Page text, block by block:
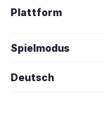
Plattform
Spielmodus
Deutsch